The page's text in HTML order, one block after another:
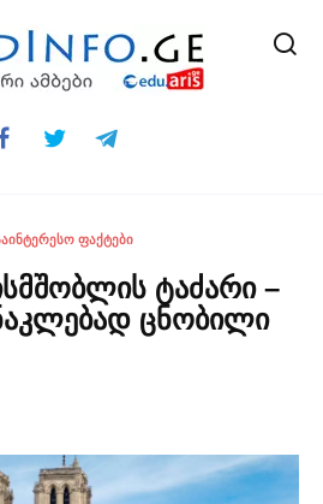
ᲤᲐᲥᲢᲔᲑᲘ
ტაძარი –
ცნობილი